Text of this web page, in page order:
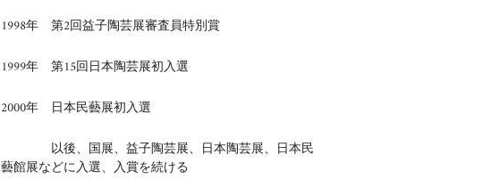
1998年 第2回益子陶芸展審査員特別賞
1999年 第15回日本陶芸展初入選
2000年 日本民藝展初入選
以後、国展、益子陶芸展、日本陶芸展、日本民
藝館展などに入選、入賞を続ける